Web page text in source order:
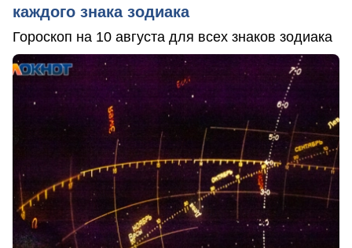
каждого знака зодиака
Гороскоп на 10 августа для всех знаков зодиака